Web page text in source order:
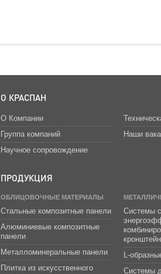
О КРАСПАН
О Компании
Группа компаний
Научное сопровождение
Наши
ПРОДУКЦИЯ
ОБЛИЦОВОЧНЫЕ МАТЕРИАЛЫ
Стальные композитные панели
Алюминиевые композитные
панели
Металломинеральные панели
Плитка из искусственного
Системы с
L-
Системы